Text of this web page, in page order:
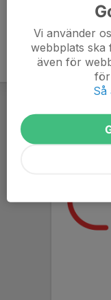
Vi använder
webbplats ska
även för
Så